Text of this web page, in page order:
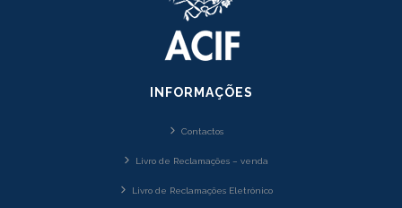
INFORMAÇÕES
Contactos
Livro de Reclamações – venda
Livro de Reclamações Eletrónico